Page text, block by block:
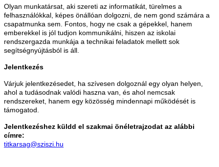
Olyan munkatársat, aki szereti az informatikát, türelmes a
felhasználókkal, képes önállóan dolgozni, de nem gond számára a
csapatmunka sem. Fontos, hogy ne csak a gépekkel, hanem
emberekkel is jól tudjon kommunikálni, hiszen az iskolai
rendszergazda munkája a technikai feladatok mellett sok
segítségnyújtásból is áll.
Jelentkezés
Várjuk jelentkezésedet, ha szívesen dolgoznál egy olyan helyen,
ahol a tudásodnak valódi haszna van, és ahol nemcsak
rendszereket, hanem egy közösség mindennapi működését is
támogatod.
Jelentkezéshez küldd el szakmai önéletrajzodat az alábbi
címre:
titkarsag@sziszi.hu